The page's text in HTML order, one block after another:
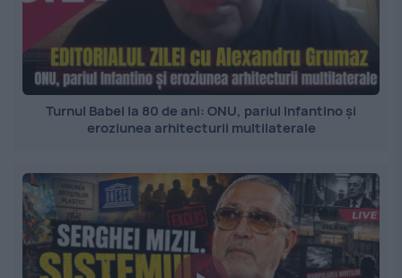
Turnul Babel la 80 de ani: ONU, pariul Infantino și
eroziunea arhitecturii multilaterale